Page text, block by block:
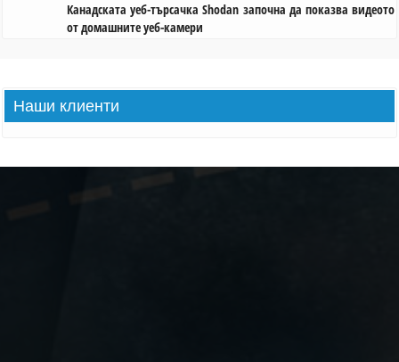
Канадската уеб-търсачка Shodan започна да показва видеото
от домашните уеб-камери
Наши клиенти